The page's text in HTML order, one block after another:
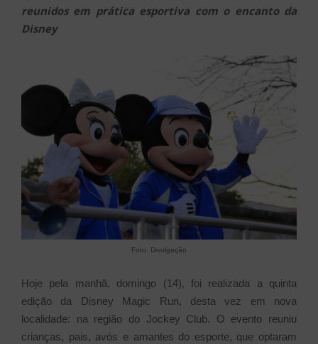
reunidos em prática esportiva com o encanto da
Disney
Foto: Divulgação
Hoje pela manhã, domingo (14), foi realizada a quinta
edição da Disney Magic Run, desta vez em nova
localidade: na região do Jockey Club. O evento reuniu
crianças, pais, avós e amantes do esporte, que optaram